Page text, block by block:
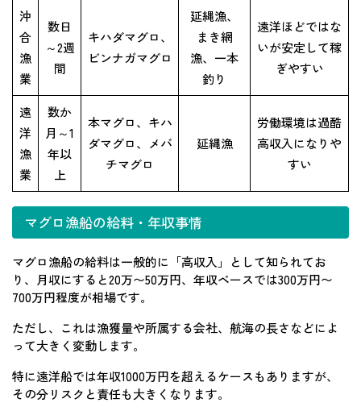
沖
合
漁
業
数日
～2週
間
キハダマグロ、
ビンナガマグロ
延縄漁、
まき網
漁、一本
釣り
遠洋ほどではな
いが安定して稼
ぎやすい
遠
洋
漁
業
数か
月～1
年以
上
本マグロ、キハ
ダマグロ、メバ
チマグロ
延縄漁
労働環境は過酷
高収入になりや
すい
マグロ漁船の給料・年収事情
マグロ漁船の給料は一般的に「高収入」として知られてお
り、月収にすると20万〜50万円、年収ベースでは300万円〜
700万円程度が相場です。
ただし、これは漁獲量や所属する会社、航海の長さなどによ
って大きく変動します。
特に遠洋船では年収1000万円を超えるケースもありますが、
その分リスクと責任も大きくなります。